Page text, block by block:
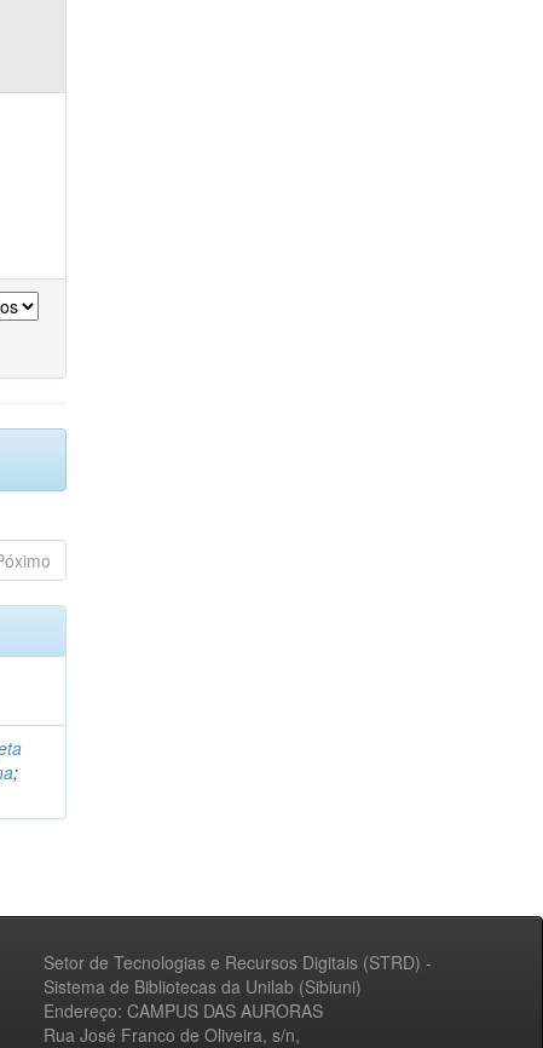
;
Setor de Tecnologias e Recursos Digitais (STRD) -
Sistema de Bibliotecas da Unilab (Sibiuni)
Endereço: CAMPUS DAS AURORAS
Rua José Franco de Oliveira, s/n,